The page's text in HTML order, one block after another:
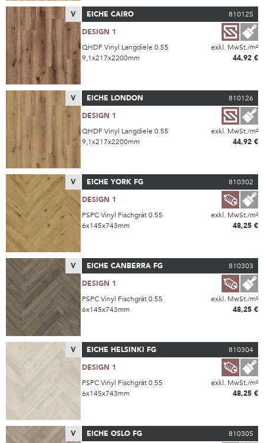
V EICHE CAIRO
810125
DESIGN 1
QHDF Vinyl Langdiele 0.55
exkl. MwSt./m²
9,1x217x2200mm
44,92 €
V EICHE LONDON
810126
DESIGN 1
QHDF Vinyl Langdiele 0.55
exkl. MwSt./m²
9,1x217x2200mm
44,92 €
V EICHE YORK FG
810302
DESIGN 1
PSPC Vinyl Fischgrät 0.55
exkl. MwSt./m²
6x145x743mm
48,25 €
V EICHE CANBERRA FG
810303
DESIGN 1
PSPC Vinyl Fischgrät 0.55
exkl. MwSt./m²
6x145x743mm
48,25 €
V EICHE HELSINKI FG
810304
DESIGN 1
PSPC Vinyl Fischgrät 0.55
exkl. MwSt./m²
6x145x743mm
48,25 €
V EICHE OSLO FG
810305